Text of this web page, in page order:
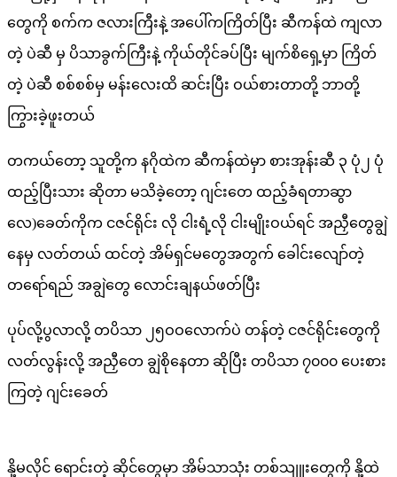
တွေကို စက်က ဇလားကြီးနဲ့ အပေါ်ကကြိတ်ပြီး ဆီကန်ထဲ ကျလာ
တဲ့ ပဲဆီ မှ ပိသာခွက်ကြီးနဲ့ ကိုယ်တိုင်ခပ်ပြီး မျက်စိရှေ့မှာ ကြိတ်
တဲ့ ပဲဆီ စစ်စစ်မှ မန်းလေးထိ ဆင်းပြီး ဝယ်စားတာတို့ ဘာတို့
ကြွားခဲ့ဖူးတယ်
တကယ်တော့ သူတို့က နဂိုထဲက ဆီကန်ထဲမှာ စားအုန်းဆီ ၃ ပုံ၂ ပုံ
ထည့်ပြီးသား ဆိုတာ မသိခဲ့တော့ ဂျင်းတေ ထည့်ခံရတာဆွာ
လေ)ခေတ်ကိုက ငဇင်ရိုင်း လို ငါးရံ့လို ငါးမျိုးဝယ်ရင် အညှီတွေချွဲ
နေမှ လတ်တယ် ထင်တဲ့ အိမ်ရှင်မတွေအတွက် ခေါင်းလျော်တဲ့
တရော်ရည် အချွဲတွေ လောင်းချနယ်ဖတ်ပြီး
ပုပ်လို့ပွလာလို့ တပိသာ ၂၅ဝဝလောက်ပဲ တန်တဲ့ ငဇင်ရိုင်းတွေကို
လတ်လွန်းလို့ အညှီတေ ချွဲစိုနေတာ ဆိုပြီး တပိသာ ၇၀၀၀ ပေးစား
ကြတဲ့ ဂျင်းခေတ်
နို့မလိုင် ရောင်းတဲ့ ဆိုင်တွေမှာ အိမ်သာသုံး တစ်သျူးတွေကို နို့ထဲ